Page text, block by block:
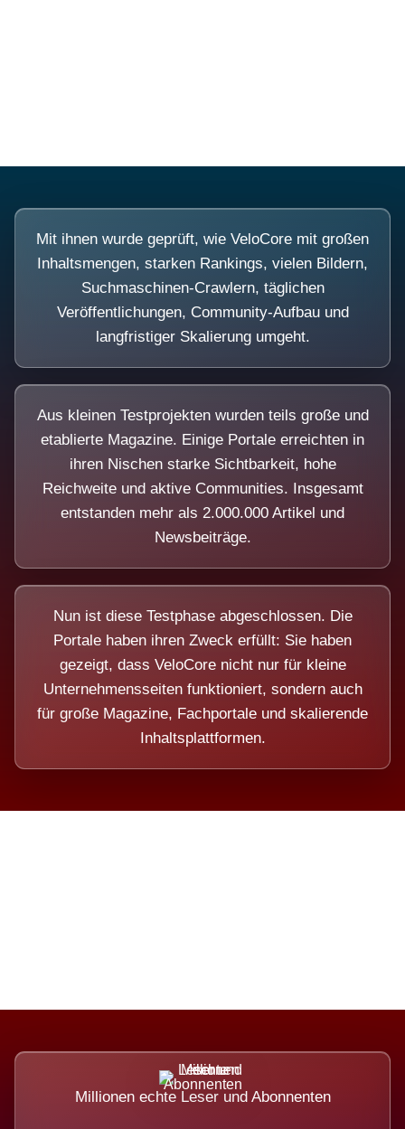
Mit ihnen wurde geprüft, wie VeloCore mit großen
Inhaltsmengen, starken Rankings, vielen Bildern,
Suchmaschinen-Crawlern, täglichen
Veröffentlichungen, Community-Aufbau und
langfristiger Skalierung umgeht.
Aus kleinen Testprojekten wurden teils große und
etablierte Magazine. Einige Portale erreichten in
ihren Nischen starke Sichtbarkeit, hohe
Reichweite und aktive Communities. Insgesamt
entstanden mehr als 2.000.000 Artikel und
Newsbeiträge.
Nun ist diese Testphase abgeschlossen. Die
Portale haben ihren Zweck erfüllt: Sie haben
gezeigt, dass VeloCore nicht nur für kleine
Unternehmensseiten funktioniert, sondern auch
für große Magazine, Fachportale und skalierende
Inhaltsplattformen.
Millionen echte Leser und Abonnenten